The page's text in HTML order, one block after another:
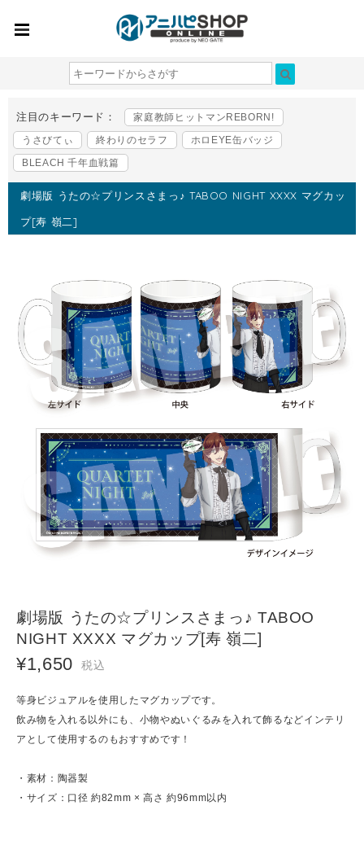
注目のキーワード：
家庭教師ヒットマンREBORN!
うさびてぃ
終わりのセラフ
ホロEYE缶バッジ
BLEACH 千年血戦篇
劇場版 うたの☆プリンスさまっ♪ TABOO NIGHT XXXX マグカッ
プ[寿 嶺二]
劇場版 うたの☆プリンスさまっ♪ TABOO
NIGHT XXXX マグカップ[寿 嶺二]
¥1,650 税込
等身ビジュアルを使用したマグカップです。
飲み物を入れる以外にも、小物やぬいぐるみを入れて飾るなどインテリ
アとして使用するのもおすすめです！
・素材：陶器製
・サイズ：口径 約82mm × 高さ 約96mm以内